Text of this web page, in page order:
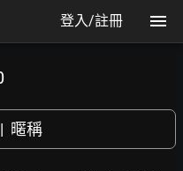
登入/註冊
| 暱稱